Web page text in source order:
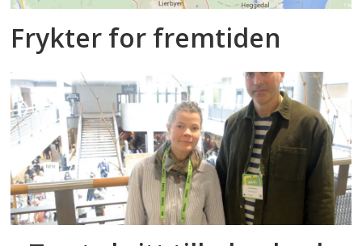
Frykter for fremtiden